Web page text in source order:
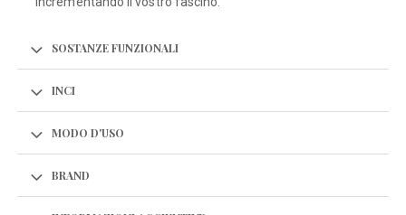
SOSTANZE FUNZIONALI
INCI
MODO D'USO
BRAND